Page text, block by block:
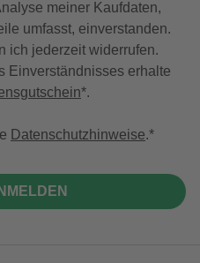
meiner Kaufdaten,
umfasst, einverstanden.
ich jederzeit widerrufen.
Einverständnisses erhalte
*.
Datenschutzhinweise.